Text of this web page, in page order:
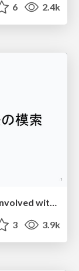
6 2.4k
Exploring ways to stay continuously involved with OSS
3 3.9k